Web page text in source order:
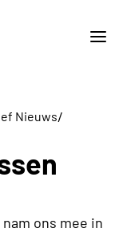
Nieuws/
ons mee in